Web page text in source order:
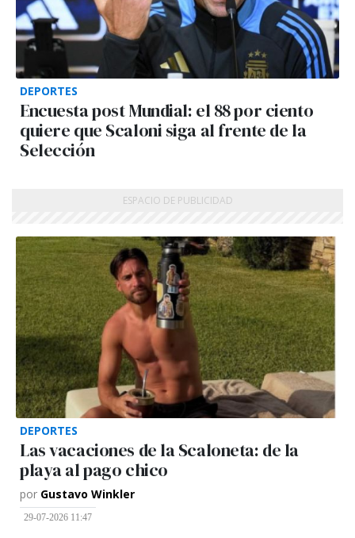
DEPORTES
Encuesta post Mundial: el 88 por ciento
quiere que Scaloni siga al frente de la
Selección
DEPORTES
Las vacaciones de la Scaloneta: de la
playa al pago chico
por Gustavo Winkler
29-07-2026 11:47